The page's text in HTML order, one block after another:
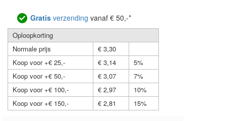
Gratis verzending vanaf € 50,-*
Oploopkorting
Normale prijs
€ 3,30
Koop voor +€ 25,-
€ 3,14
5%
Koop voor +€ 50,-
€ 3,07
7%
Koop voor +€ 100,-
€ 2,97
10%
Koop voor +€ 150,-
€ 2,81 15%